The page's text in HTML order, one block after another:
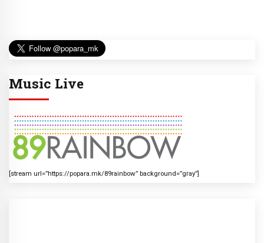
Music Live
[stream url=”https://popara.mk/89rainbow” background=”gray”]